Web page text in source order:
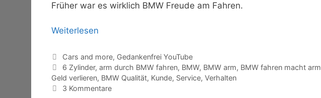
Früher war es wirklich BMW Freude am Fahren.
Weiterlesen
Kategorien
Cars and more, Gedankenfrei YouTube
Schlagwörter
6 Zylinder, arm durch BMW fahren, BMW, BMW arm, BMW fahren macht arm
Geld verlieren, BMW Qualität, Kunde, Service, Verhalten
3 Kommentare